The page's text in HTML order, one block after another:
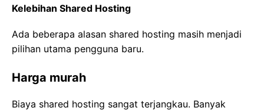
Kelebihan Shared Hosting
Ada beberapa alasan shared hosting masih menjadi
pilihan utama pengguna baru.
Harga murah
Biaya shared hosting sangat terjangkau. Banyak